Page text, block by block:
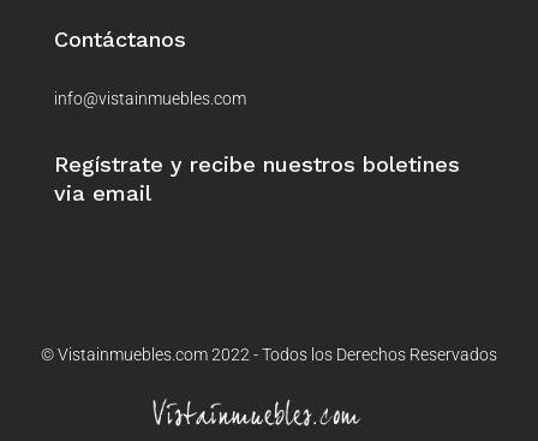
Contáctanos
info@vistainmuebles.com
Regístrate y recibe nuestros boletines
via email
© Vistainmuebles.com 2022 - Todos los Derechos Reservados